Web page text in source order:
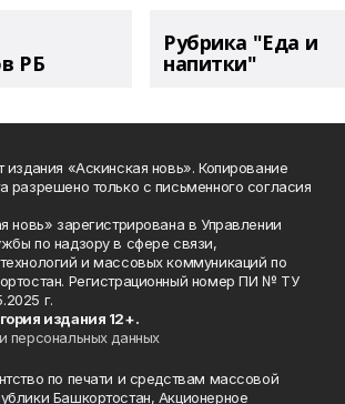
РБ
Рубрика "Еда и
напитки"
«Аскинская новь». Копирование
разрешено только с письменного согласия
новь» зарегистрирована в Управлении
по надзору в сфере связи,
и массовых коммуникаций по
Регистрационный номер ПИ № ТУ
г.
издания 12+.
персональных данных
по печати и средствам массовой
Башкортостан, Акционерное